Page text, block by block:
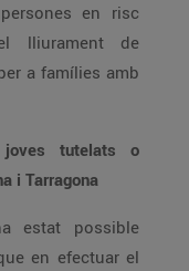
en risc
lliurament de
a famílies amb
joves tutelats o
i Tarragona
estat possible
en efectuar el